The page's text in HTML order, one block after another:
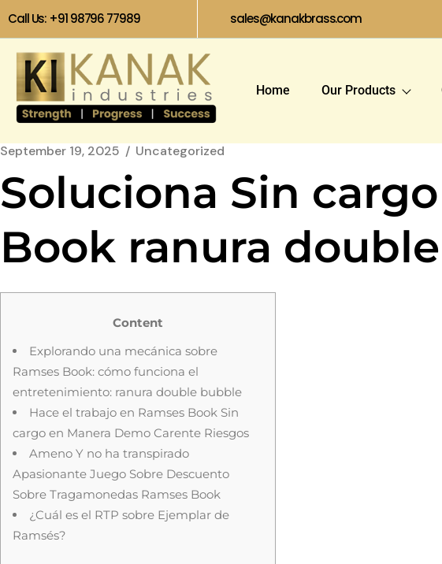
Call Us: +91 98796 77989 sales@kanakbrass.com
Home Our Products
September 19, 2025 Uncategorized
Soluciona Sin
Book ranura
Content
Explorando una mecánica sobre
Ramses Book: cómo funciona el
entretenimiento: ranura double bubble
Hace el trabajo en Ramses Book Sin
cargo en Manera Demo Carente Riesgos
Ameno Y no ha transpirado
Apasionante Juego Sobre Descuento
Sobre Tragamonedas Ramses Book
¿Cuál es el RTP sobre Ejemplar de
Ramsés?